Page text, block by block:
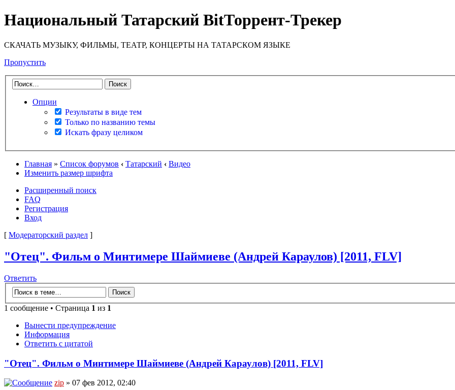
Национальный Татарский BitТоррент-Трекер
СКАЧАТЬ МУЗЫКУ, ФИЛЬМЫ, ТЕАТР, КОНЦЕРТЫ НА ТАТАРСКОМ ЯЗЫКЕ
Пропустить
Опции
Результаты в виде тем
Только по названию темы
Искать фразу целиком
Главная » Список форумов ‹ Татарский ‹ Видео
Изменить размер шрифта
Расширенный поиск
FAQ
Регистрация
Вход
[ Модераторский раздел ]
"Отец". Фильм о Минтимере Шаймиеве (Андрей Караулов) [2011, FLV]
Ответить
1 сообщение • Страница 1 из 1
Вынести предупреждение
Информация
Ответить с цитатой
"Отец". Фильм о Минтимере Шаймиеве (Андрей Караулов) [2011, FLV]
zip » 07 фев 2012, 02:40